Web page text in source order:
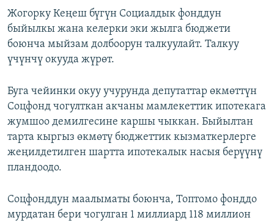
БИЗ ЖАНА ДҮЙНӨ
ЭЖЕ-СИҢДИЛЕР
ЫҢГАЙСЫЗ СУРООЛОР
Русский
ОНЛАЙН ШЕРИНЕ
ЭЕ/АРнун бардык сайттары
Жогорку Кеңеш бүгүн Социалдык фонддун
быйылкы жана келерки эки жылга бюджети
боюнча мыйзам долбоорун талкуулайт. Талкуу
үчүнчү окууда жүрөт.
Буга чейинки окуу учурунда депутаттар өкмөттүн
Соцфонд чогулткан акчаны мамлекеттик ипотекага
жумшоо демилгесине каршы чыккан. Быйылтан
тарта кыргыз өкмөтү бюджеттик кызматкерлерге
жеңилдетилген шартта ипотекалык насыя берүүнү
пландоодо.
Соцфонддун маалыматы боюнча, Топтомо фонддо
мурдатан бери чогулган 1 миллиард 118 миллион